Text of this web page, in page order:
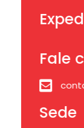
Fale
Sede